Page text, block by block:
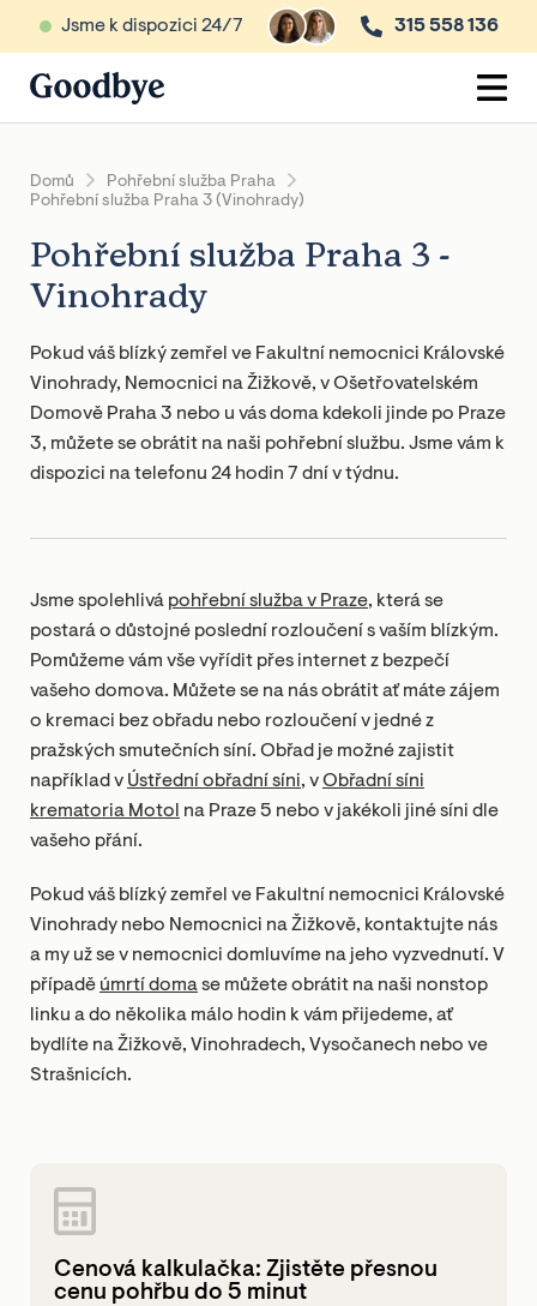
Jsme k dispozici 24/7 315 558 136
Domů
Pohřební služba Praha
Pohřební služba Praha 3 (Vinohrady)
Pohřební služba Praha 3 -
Vinohrady
Pokud váš blízký zemřel ve Fakultní nemocnici Královské
Vinohrady, Nemocnici na Žižkově, v Ošetřovatelském
Domově Praha 3 nebo u vás doma kdekoli jinde po Praze
3, můžete se obrátit na naši pohřební službu. Jsme vám k
dispozici na telefonu 24 hodin 7 dní v týdnu.
Jsme spolehlivá pohřební služba v Praze, která se
postará o důstojné poslední rozloučení s vaším blízkým.
Pomůžeme vám vše vyřídit přes internet z bezpečí
vašeho domova. Můžete se na nás obrátit ať máte zájem
o kremaci bez obřadu nebo rozloučení v jedné z
pražských smutečních síní. Obřad je možné zajistit
například v Ústřední obřadní síni, vObřadní síni
krematoria Motol na Praze 5 nebo v jakékoli jiné síni dle
vašeho přání.
Pokud váš blízký zemřel ve Fakultní nemocnici Královské
Vinohrady nebo Nemocnici na Žižkově, kontaktujte nás
a my už se v nemocnici domluvíme na jeho vyzvednutí. V
případě úmrtí domase můžete obrátit na naši nonstop
linku a do několika málo hodin k vám přijedeme, ať
bydlíte na Žižkově, Vinohradech, Vysočanech nebo ve
Strašnicích.
Cenová kalkulačka: Zjistěte přesnou
cenu pohřbu do 5 minut